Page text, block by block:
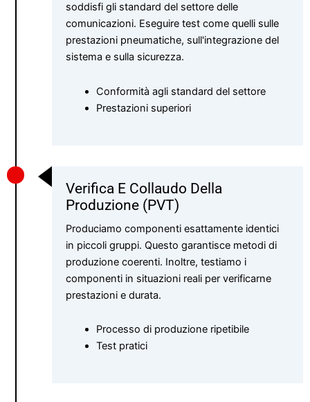
soddisfi gli standard del settore delle
comunicazioni. Eseguire test come quelli sulle
prestazioni pneumatiche, sull'integrazione del
sistema e sulla sicurezza.
Conformità agli standard del settore
Prestazioni superiori
Verifica E Collaudo Della
Produzione (PVT)
Produciamo componenti esattamente identici
in piccoli gruppi. Questo garantisce metodi di
produzione coerenti. Inoltre, testiamo i
componenti in situazioni reali per verificarne
prestazioni e durata.
Processo di produzione ripetibile
Test pratici